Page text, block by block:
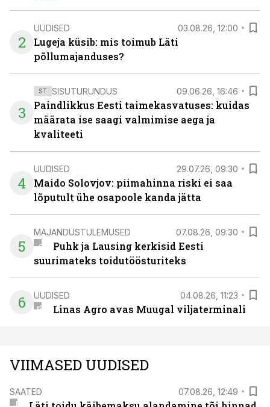
2
UUDISED 03.08.26, 12:00
Lugeja küsib: mis toimub Läti
põllumajanduses?
3
ST SISUTURUNDUS 09.06.26, 16:46
Paindlikkus Eesti taimekasvatuses: kuidas
määrata ise saagi valmimise aega ja
kvaliteeti
4
UUDISED 29.07.26, 09:30
Maido Solovjov: piimahinna riski ei saa
lõputult ühe osapoole kanda jätta
5
MAJANDUSTULEMUSED 07.08.26, 09:30
Puhk ja Lausing kerkisid Eesti
suurimateks toidutöösturiteks
6 UUDISED 04.08.26, 11:23
Linas Agro avas Muugal viljaterminali
VIIMASED UUDISED
SAATED 07.08.26, 12:49